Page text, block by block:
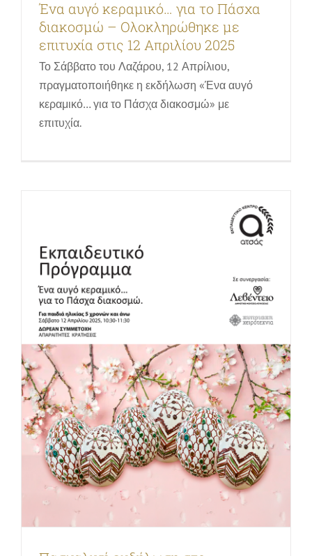
Ένα αυγό κεραμικό… για το Πάσχα
διακοσμώ – Ολοκληρώθηκε με
επιτυχία στις 12 Απριλίου 2025
Το Σάββατο του Λαζάρου, 12 Απρίλιου,
πραγματοποιήθηκε η εκδήλωση «Ένα αυγό
κεραμικό… για το Πάσχα διακοσμώ» με
επιτυχία.
Εκπαιδευτικοί Κέντρο Ατσάς –
Σάββατο, 12 Απριλίου 2025
Εκπαιδευτικά προγράμματα, δραστηριότητες &
ξεναγήσεις στον βοτανικό κήπο | Οικογένειες & Παιδιά